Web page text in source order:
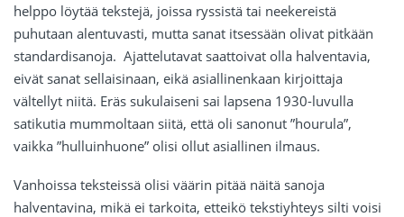
helppo löytää tekstejä, joissa ryssistä tai neekereistä
puhutaan alentuvasti, mutta sanat itsessään olivat pitkään
standardisanoja. Ajattelutavat saattoivat olla halventavia,
eivät sanat sellaisinaan, eikä asiallinenkaan kirjoittaja
vältellyt niitä. Eräs sukulaiseni sai lapsena 1930-luvulla
satikutia mummoltaan siitä, että oli sanonut ”hourula”,
vaikka ”hulluinhuone” olisi ollut asiallinen ilmaus.
Vanhoissa teksteissä olisi väärin pitää näitä sanoja
halventavina, mikä ei tarkoita, etteikö tekstiyhteys silti voisi